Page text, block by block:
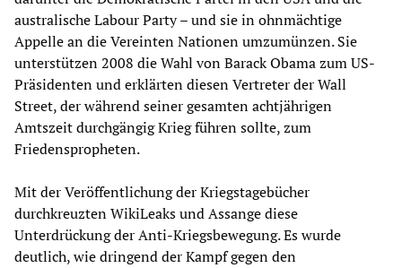
australische Labour Party – und sie in ohnmächtige
Appelle an die Vereinten Nationen umzumünzen. Sie
unterstützen 2008 die Wahl von Barack Obama zum US-
Präsidenten und erklärten diesen Vertreter der Wall
Street, der während seiner gesamten achtjährigen
Amtszeit durchgängig Krieg führen sollte, zum
Friedenspropheten.
Mit der Veröffentlichung der Kriegstagebücher
durchkreuzten WikiLeaks und Assange diese
Unterdrückung der Anti-Kriegsbewegung. Es wurde
deutlich, wie dringend der Kampf gegen den